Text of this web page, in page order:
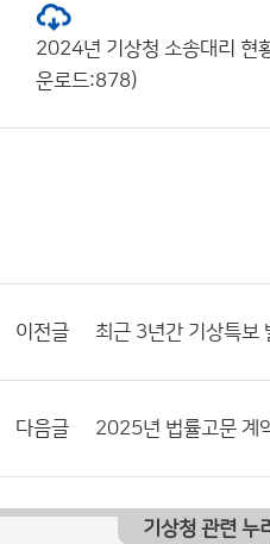
2024년 기상청 소송대리
운로드:878)
이전글 최근 3년간 기상특
다음글 2025년 법률고문 계
기상청 관련 누